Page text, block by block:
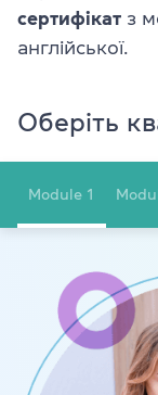
сертифікат з
англійської.
Оберіть
Module 1